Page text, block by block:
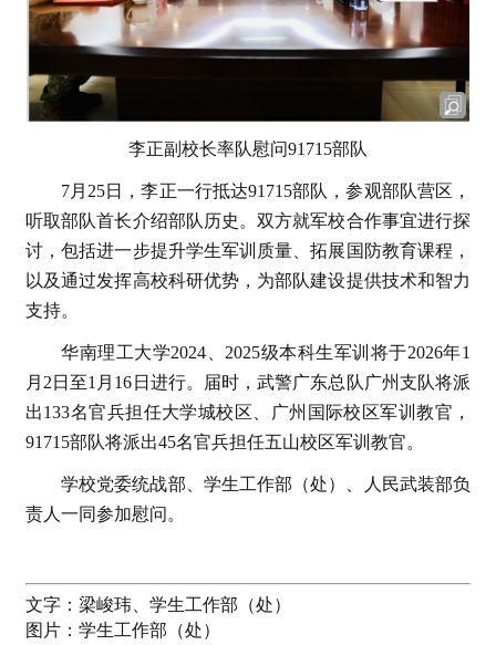
李正副校长率队慰问91715部队
7月25日，李正一行抵达91715部队，参观部队营区，
听取部队首长介绍部队历史。双方就军校合作事宜进行探
讨，包括进一步提升学生军训质量、拓展国防教育课程，
以及通过发挥高校科研优势，为部队建设提供技术和智力
支持。
华南理工大学2024、2025级本科生军训将于2026年1
月2日至1月16日进行。届时，武警广东总队广州支队将派
出133名官兵担任大学城校区、广州国际校区军训教官，
91715部队将派出45名官兵担任五山校区军训教官。
学校党委统战部、学生工作部（处）、人民武装部负
责人一同参加慰问。
文字： 梁峻玮、学生工作部（处）
图片： 学生工作部（处）